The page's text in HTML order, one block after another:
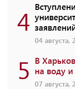
4
04 августа,
5 В
на воду
07 августа,